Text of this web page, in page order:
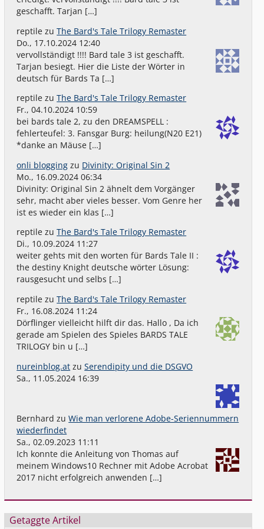
geschafft. Tarjan […]
reptile zuThe Bard's Tale Trilogy Remaster
Do., 17.10.2024 12:40
vervollständigt !!!! Bard tale 3 ist geschafft.
Tarjan besiegt. Hier die Liste der Wörter in
deutsch für Bards Ta […]
reptile zuThe Bard's Tale Trilogy Remaster
Fr., 04.10.2024 10:59
bei bards tale 2, zu den DREAMSPELL :
fehlerteufel: 3. Fansgar Burg: heilung(N20 E21)
*danke an Mäuse […]
onli blogging zu Divinity: Original Sin 2
Mo., 16.09.2024 06:34
Divinity: Original Sin 2 ähnelt dem Vorgänger
sehr, macht aber vieles besser. Vom Genre her
ist es wieder ein klas […]
reptile zuThe Bard's Tale Trilogy Remaster
Di., 10.09.2024 11:27
weiter gehts mit den worten für Bards Tale II :
the destiny Knight deutsche wörter Lösung:
rausgesucht und selbs […]
reptile zuThe Bard's Tale Trilogy Remaster
Fr., 16.08.2024 11:24
Dörflinger vielleicht hilft dir das. Hallo , Da ich
gerade am Spielen des Spieles BARDS TALE
TRILOGY bin u […]
nureinblog.at zuSerendipity und die DSGVO
Sa., 11.05.2024 16:39
Bernhard zuWie man verlorene Adobe-Seriennummern
wiederfindet
Sa., 02.09.2023 11:11
Ich konnte die Anleitung von Thomas auf
meinem Windows10 Rechner mit Adobe Acrobat
2017 nicht erfolgreich anwenden […]
Getaggte Artikel